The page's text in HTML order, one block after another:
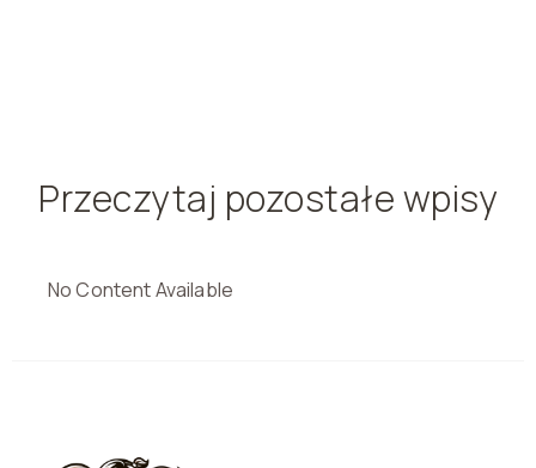
Przeczytaj pozostałe wpisy
No Content Available